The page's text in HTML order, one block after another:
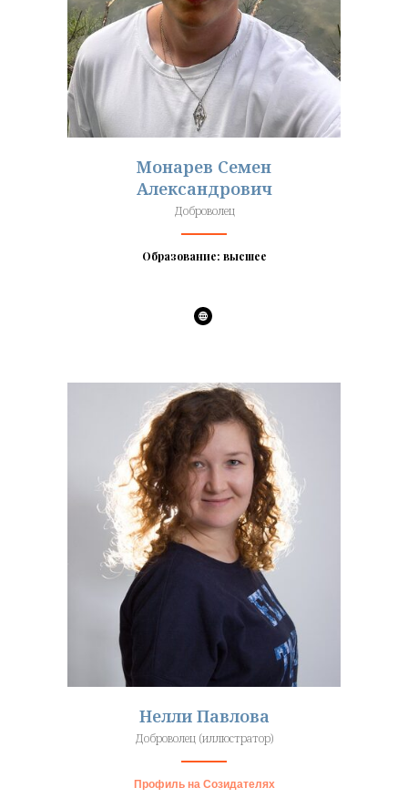
Монарев Семен
Александрович
Доброволец
Образование: высшее
Нелли Павлова
Доброволец (иллюстратор)
Профиль на Созидателях